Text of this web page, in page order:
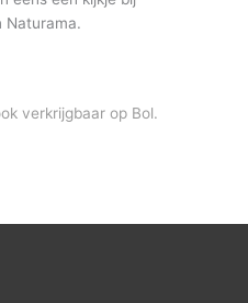
Naturama.
verkrijgbaar op Bol.